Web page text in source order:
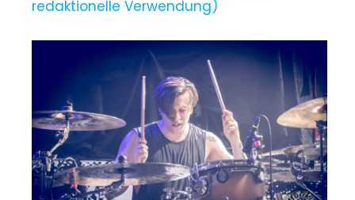
redaktionelle Verwendung)